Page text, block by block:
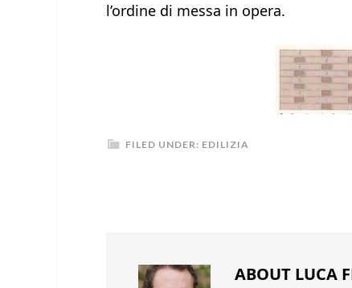
l’ordine di messa in opera.
FILED UNDER: EDILIZIA
ABOUT LUCA